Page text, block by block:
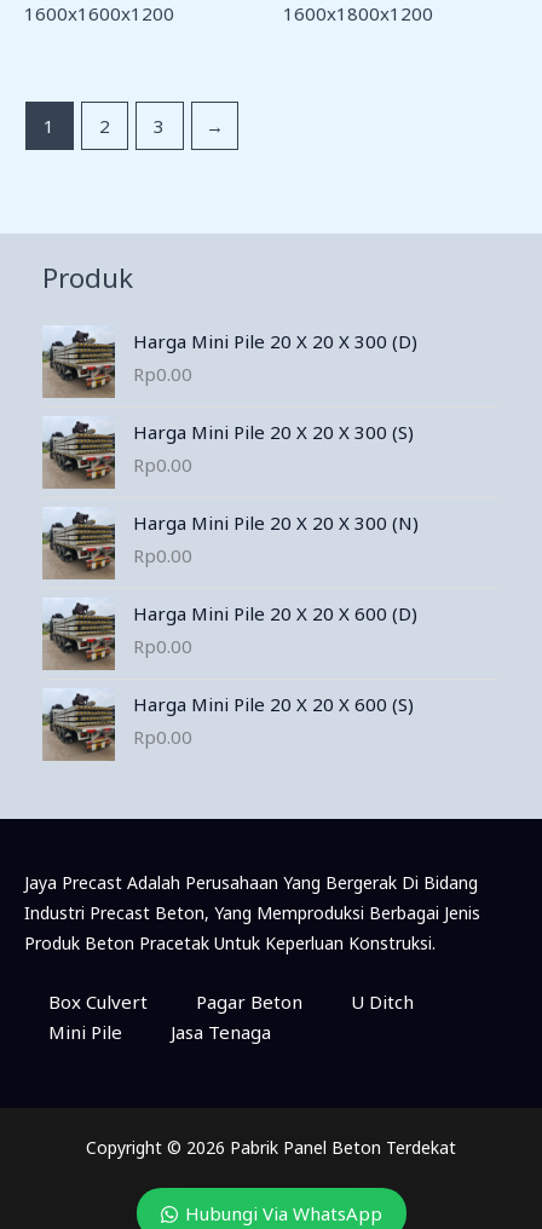
1600x1600x1200
1600x1800x1200
1 2 3 →
Produk
Harga Mini Pile 20 X 20 X 300 (D)
Rp0.00
Harga Mini Pile 20 X 20 X 300 (S)
Rp0.00
Harga Mini Pile 20 X 20 X 300 (N)
Rp0.00
Harga Mini Pile 20 X 20 X 600 (D)
Rp0.00
Harga Mini Pile 20 X 20 X 600 (S)
Rp0.00
Jaya Precast Adalah Perusahaan Yang Bergerak Di Bidang
Industri Precast Beton, Yang Memproduksi Berbagai Jenis
Produk Beton Pracetak Untuk Keperluan Konstruksi.
Box Culvert Pagar Beton
U Ditch
Mini Pile
Jasa Tenaga
Copyright © 2026 Pabrik Panel Beton Terdekat
Hubungi Via WhatsApp